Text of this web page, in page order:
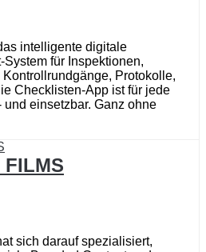
intelligente digitale
für Inspektionen,
Protokolle,
Checklisten-App ist für jede
einsetzbar. Ganz ohne
FILMS
sich darauf spezialisiert,